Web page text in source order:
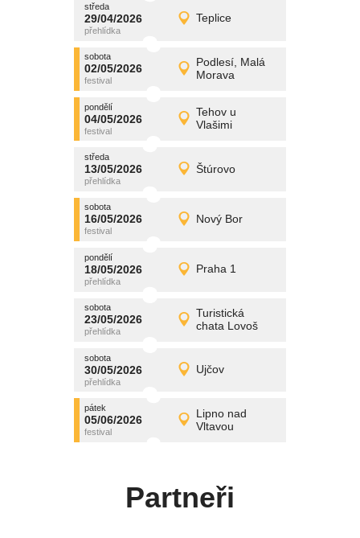
středa
29/04/2026 Teplice
středa
29/04/2026 Detail
promítání
sobota
02/05/2026
Podlesí, Malá
Morava
sobota
02/05/2026 Detail
promítání
pondělí
04/05/2026
Tehov u
Vlašimi
pondělí
04/05/2026 Detail
promítání
středa
13/05/2026 Štúrovo
středa
13/05/2026 Detail
promítání
sobota
16/05/2026 Nový Bor
sobota
16/05/2026 Detail
promítání
pondělí
18/05/2026 Praha 1
pondělí
18/05/2026 Detail
promítání
sobota
23/05/2026
Turistická
chata Lovoš
sobota
23/05/2026 Detail
promítání
sobota
30/05/2026 Ujčov
sobota
30/05/2026 Detail
promítání
pátek
05/06/2026
Lipno nad
Vltavou
pátek
05/06/2026 Detail
promítání
Partneři